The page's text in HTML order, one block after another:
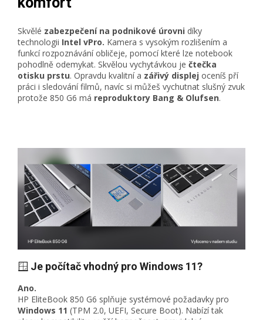
Skvělé zabezpečení na podnikové úrovni díky
technologii Intel vPro. Kamera s vysokým rozlišením a
funkcí rozpoznávání obličeje, pomocí které lze notebook
pohodlně odemykat. Skvělou vychytávkou je čtečka
otisku prstu. Opravdu kvalitní a zářivý displej oceníš pří
práci i sledování filmů, navíc si můžeš vychutnat slušný zvuk
protože 850 G6 má reproduktory Bang & Olufsen.
🪟 Je počítač vhodný pro Windows 11?
Ano.
HP EliteBook 850 G6 splňuje systémové požadavky pro
Windows 11 (TPM 2.0, UEFI, Secure Boot). Nabízí tak